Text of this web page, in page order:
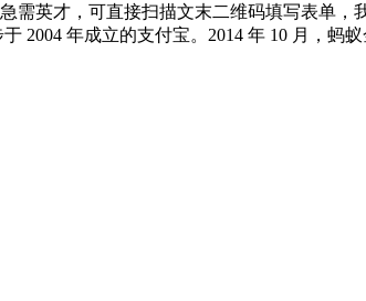
需英才，可直接扫描文末二维码填写表单
2004 年成立的支付宝。2014 年 10 月，蚂蚁